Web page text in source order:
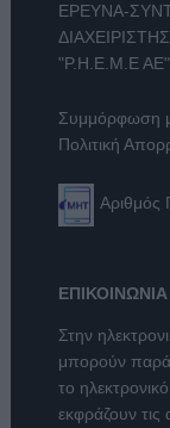
ΕΡΕΥΝΑ-
"Ρ.Η.Ε.Μ.Ε ΑΕ"
Συμμόρφωση
Πολιτική
Αριθμός
ΕΠΙΚΟΙΝΩΝΙΑ
Στην
μπορούν
το
εκφράζουν τις